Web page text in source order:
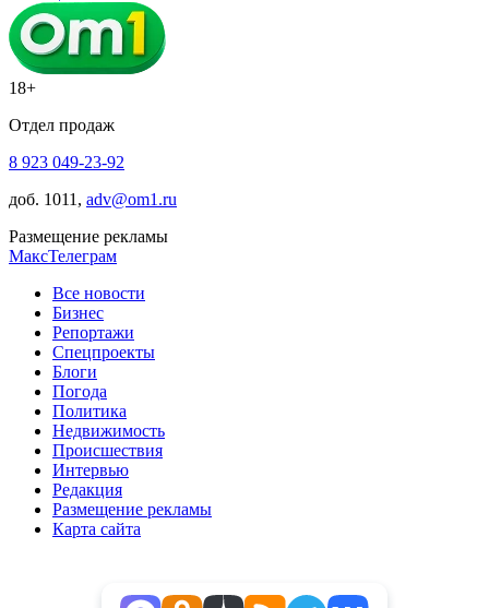
18+
Отдел продаж
8 923 049-23-92
доб. 1011, adv@om1.ru
Размещение рекламы
МаксТелеграм
Все новости
Бизнес
Репортажи
Спецпроекты
Блоги
Погода
Политика
Недвижимость
Происшествия
Интервью
Редакция
Размещение рекламы
Карта сайта